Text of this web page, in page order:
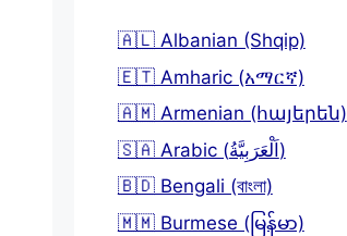
🇦🇱 Albanian (Shqip)
🇪🇹 Amharic (አማርኛ)
🇦🇲 Armenian (հայերեն)
🇸🇦 Arabic (اَلْعَرَبِيَّةُ)
🇧🇩 Bengali (বাংলা)
🇲🇲 Burmese (မြန်မာ)